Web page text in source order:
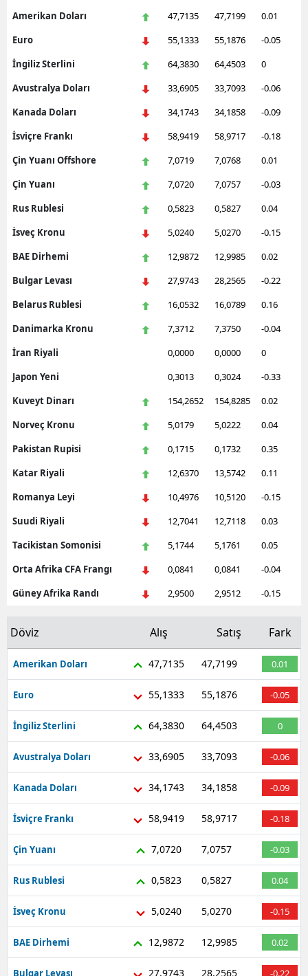
Amerikan Doları 47,7135 47,7199
0.01
Euro
55,1333 55,1876
-0.05
İngiliz Sterlini
64,3830 64,4503
0
Avustralya Doları
33,6905 33,7093
-0.06
Kanada Doları
34,1743 34,1858
-0.09
İsviçre Frankı
58,9419 58,9717
-0.18
Çin Yuanı Offshore
7,0719 7,0768
0.01
Çin Yuanı
7,0720 7,0757
-0.03
Rus Rublesi
0,5823 0,5827
0.04
İsveç Kronu
5,0240 5,0270
-0.15
BAE Dirhemi
12,9872 12,9985
0.02
Bulgar Levası
27,9743 28,2565
-0.22
Belarus Rublesi
16,0532 16,0789
0.16
Danimarka Kronu
7,3712 7,3750
-0.04
İran Riyali
0,0000 0,0000
0
Japon Yeni
0,3013 0,3024
-0.33
Kuveyt Dinarı
154,2652 154,8285
0.02
Norveç Kronu
5,0179 5,0222
0.04
Pakistan Rupisi
0,1715 0,1732
0.35
Katar Riyali
12,6370 13,5742
0.11
Romanya Leyi
10,4976 10,5120
-0.15
Suudi Riyali
12,7041 12,7118
0.03
Tacikistan Somonisi
5,1744 5,1761
0.05
Orta Afrika CFA Frangı
0,0841 0,0841
-0.04
Güney Afrika Randı
2,9500 2,9512 -0.15
Döviz Alış Satış Fark
Amerikan Doları 47,7135 47,7199 0.01
Euro 55,1333 55,1876 -0.05
İngiliz Sterlini 64,3830 64,4503 0
Avustralya Doları 33,6905 33,7093 -0.06
Kanada Doları 34,1743 34,1858 -0.09
İsviçre Frankı 58,9419 58,9717 -0.18
Çin Yuanı 7,0720 7,0757 -0.03
Rus Rublesi 0,5823 0,5827 0.04
İsveç Kronu 5,0240 5,0270 -0.15
BAE Dirhemi 12,9872 12,9985 0.02
Bulgar Levası 27,9743 28,2565 -0.22